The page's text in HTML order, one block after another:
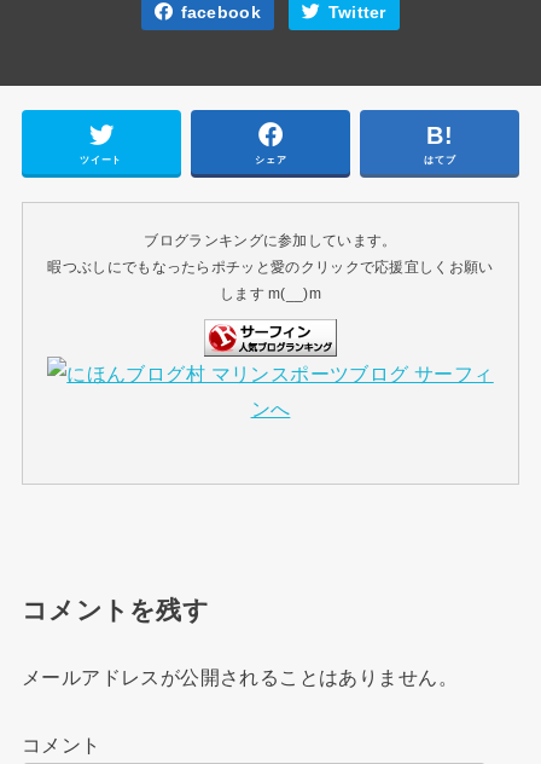
facebook Twitter
ツイート シェア はてブ
ブログランキングに参加しています。
暇つぶしにでもなったらポチッと愛のクリックで応援宜しくお願い
します m(__)m
コメントを残す
メールアドレスが公開されることはありません。
コメント